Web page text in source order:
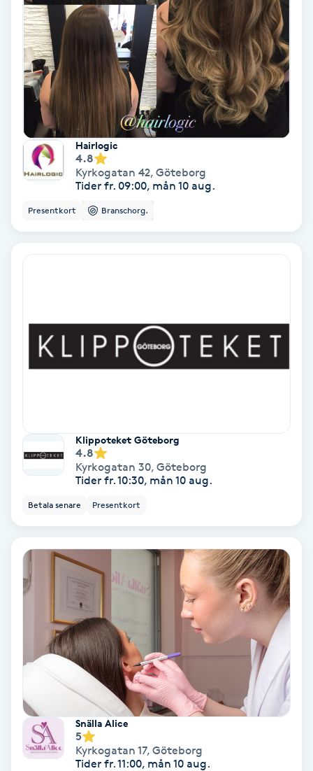
Keratinbehandling
Kinesiologi
Kinesisk medicin
Kiropraktik
Klangmassage
Klippning & Slingor
Koppningsmassage
Kroppsinpackning
Kärlbehandling
Laserbehandling
Lashlift Keratin
LED-ljusterapi
Liktornar
Hairlogic
4.8
Kyrkogatan 42, Göteborg
Tider fr. 09:00, mån 10 aug.
Presentkort Branschorg.
Klippoteket Göteborg
4.8
Kyrkogatan 30, Göteborg
Tider fr. 10:30, mån 10 aug.
Betala senare Presentkort
Snälla Alice
5
Kyrkogatan 17, Göteborg
Tider fr. 11:00, mån 10 aug.